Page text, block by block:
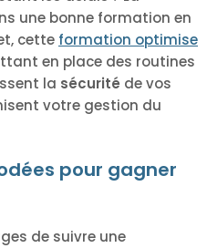
une bonne formation en
cette formation optimise
en place des routines
la sécurité de vos
votre gestion du
pour gagner
de suivre une